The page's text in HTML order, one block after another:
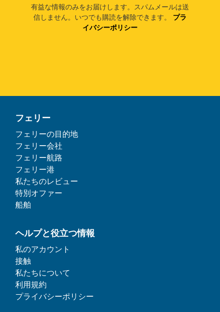
有益な情報のみをお届けします。スパムメールは送
信しません。いつでも購読を解除できます。
プラ
イバシーポリシー
フェリー
フェリーの目的地
フェリー会社
フェリー航路
フェリー港
私たちのレビュー
特別オファー
船舶
ヘルプと役立つ情報
私のアカウント
接触
私たちについて
利用規約
プライバシーポリシー